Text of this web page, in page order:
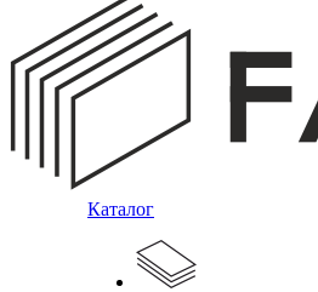
Каталог